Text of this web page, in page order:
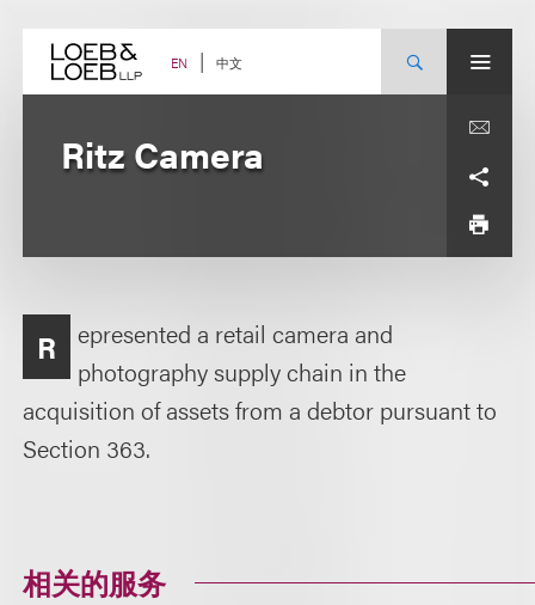
content EN 中文
Ritz Camera
R
epresented a retail camera and
photography supply chain in the
acquisition of assets from a debtor pursuant to
Section 363.
相关的服务